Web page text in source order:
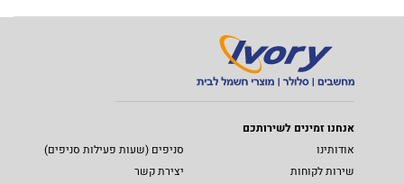
אנחנו זמינים לשירותכם
אודותינו
סניפים (שעות פעילות סניפים)
שירות לקוחות
יצירת קשר